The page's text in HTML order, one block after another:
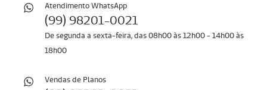
Atendimento WhatsApp
(99) 98201-0021
De segunda a sexta-feira, das 08h00 às 12h00 - 14h00 às
18h00
Vendas de Planos